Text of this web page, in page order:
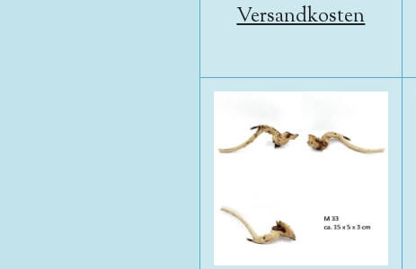
Versandkosten